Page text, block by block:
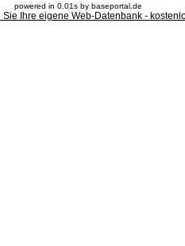
powered in 0.01s by baseportal.de
Sie Ihre eigene Web-Datenbank -